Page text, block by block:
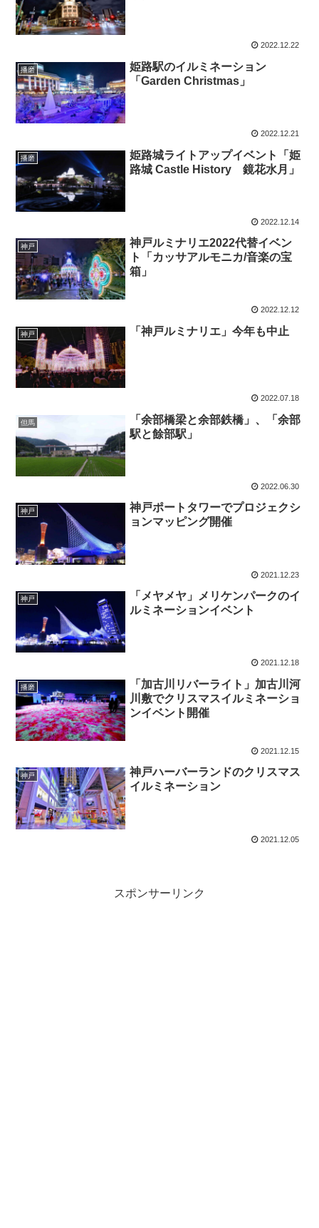
2022.12.22
播磨
姫路駅のイルミネーション
「Garden Christmas」
2022.12.21
播磨
姫路城ライトアップイベント「姫
路城 Castle History 鏡花水月」
2022.12.14
神戸
神戸ルミナリエ2022代替イベン
ト「カッサアルモニカ/音楽の宝
箱」
2022.12.12
神戸 「神戸ルミナリエ」今年も中止
2022.07.18
但馬
「余部橋梁と余部鉄橋」、「余部
駅と餘部駅」
2022.06.30
神戸
神戸ポートタワーでプロジェクシ
ョンマッピング開催
2021.12.23
神戸
「メヤメヤ」メリケンパークのイ
ルミネーションイベント
2021.12.18
播磨
「加古川リバーライト」加古川河
川敷でクリスマスイルミネーショ
ンイベント開催
2021.12.15
神戸
神戸ハーバーランドのクリスマス
イルミネーション
2021.12.05
スポンサーリンク